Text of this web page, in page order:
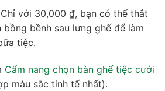
với 30,000 ₫, bạn có thể thắt
bềnh sau lưng ghế để làm
tiệc.
Cẩm nang chọn bàn ghế tiệc cưới
màu sắc tinh tế nhất).